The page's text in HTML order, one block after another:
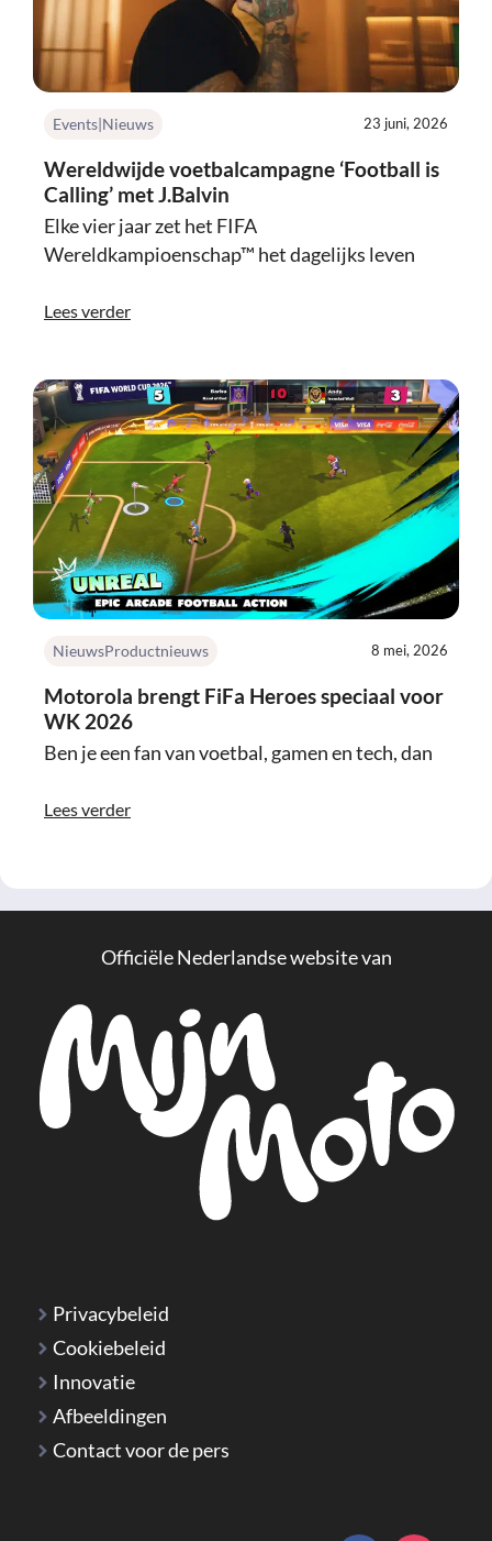
Events|Nieuws 23 juni, 2026
Wereldwijde voetbalcampagne ‘Football is
Calling’ met J.Balvin
Elke vier jaar zet het FIFA
Wereldkampioenschap™ het dagelijks leven
Lees verder
NieuwsProductnieuws 8 mei, 2026
Motorola brengt FiFa Heroes speciaal voor
WK 2026
Ben je een fan van voetbal, gamen en tech, dan
Lees verder
Officiële Nederlandse website van
Privacybeleid
Cookiebeleid
Innovatie
Afbeeldingen
Contact voor de pers